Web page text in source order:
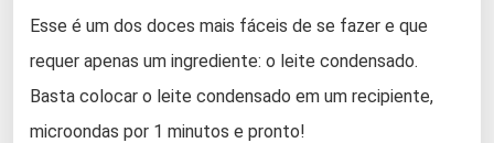
Esse é um dos doces mais fáceis de se fazer e que
requer apenas um ingrediente: o leite condensado.
Basta colocar o leite condensado em um recipiente,
microondas por 1 minutos e pronto!